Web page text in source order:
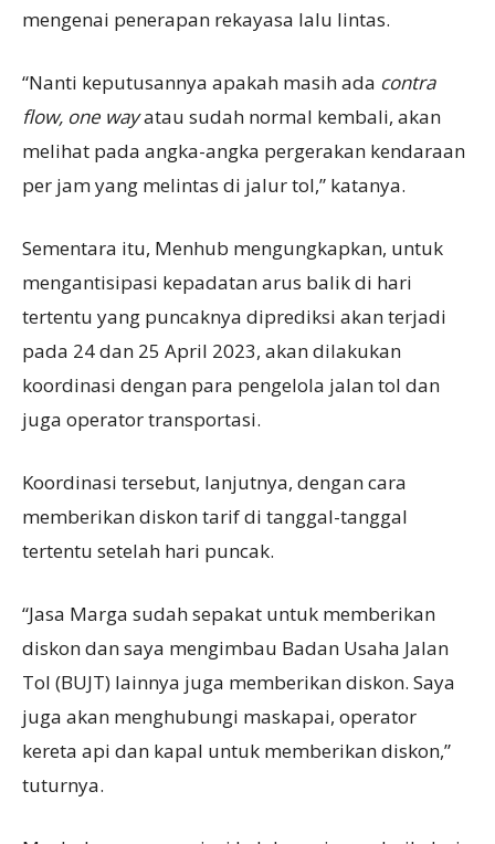
mengenai penerapan rekayasa lalu lintas.
“Nanti keputusannya apakah masih ada contra
flow, one wayatau sudah normal kembali, akan
melihat pada angka-angka pergerakan kendaraan
per jam yang melintas di jalur tol,” katanya.
Sementara itu, Menhub mengungkapkan, untuk
mengantisipasi kepadatan arus balik di hari
tertentu yang puncaknya diprediksi akan terjadi
pada 24 dan 25 April 2023, akan dilakukan
koordinasi dengan para pengelola jalan tol dan
juga operator transportasi.
Koordinasi tersebut, lanjutnya, dengan cara
memberikan diskon tarif di tanggal-tanggal
tertentu setelah hari puncak.
“Jasa Marga sudah sepakat untuk memberikan
diskon dan saya mengimbau Badan Usaha Jalan
Tol (BUJT) lainnya juga memberikan diskon. Saya
juga akan menghubungi maskapai, operator
kereta api dan kapal untuk memberikan diskon,”
tuturnya.